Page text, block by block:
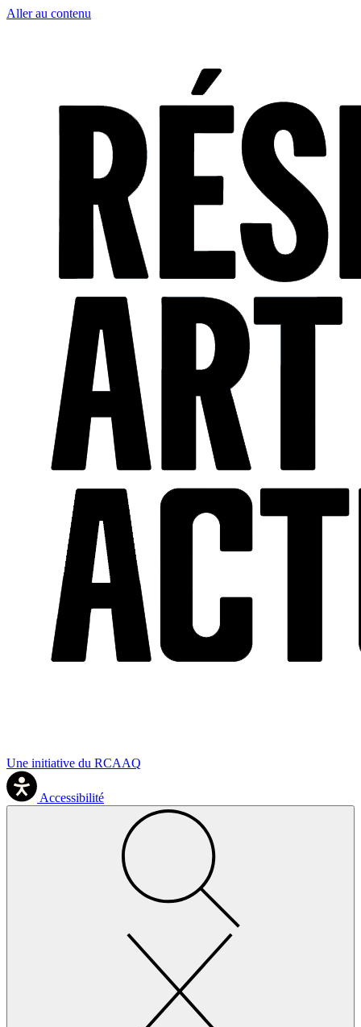
Aller au contenu
Une initiative du RCAAQ
Accessibilité